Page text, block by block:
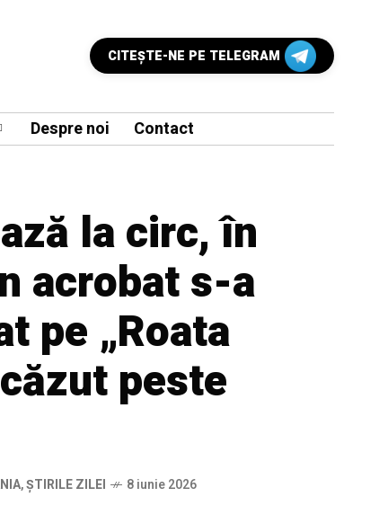
CITEŞTE-NE PE TELEGRAM
Despre noi Contact
la circ, în
acrobat s-a
pe „Roata
peste
,ȘTIRILE ZILEI 8 iunie 2026